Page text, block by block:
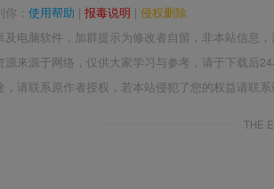
： 使用帮助 | 报毒说明 | 侵权删除
及电脑软件，加群提示为修改者自留，非本站信息，
源来源于网络，仅供大家学习与参考，请于下载后24
，请联系原作者授权，若本站侵犯了您的权益请联系
THE